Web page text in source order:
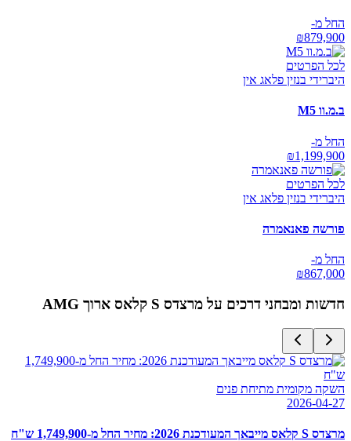
החל מ-
₪879,900
לכל הפרטים
היברידי בנזין פלאג אין
ב.מ.וו M5
החל מ-
₪1,199,900
לכל הפרטים
היברידי בנזין פלאג אין
פורשה פאנאמרה
החל מ-
₪867,000
חדשות ומבחני דרכים על מרצדס S קלאס ארוך AMG
השקה מקומית מתיחת פנים
2026-04-27
מרצדס S קלאס מייבאך המעודכנת 2026: מחיר החל מ-1,749,900 ש"ח